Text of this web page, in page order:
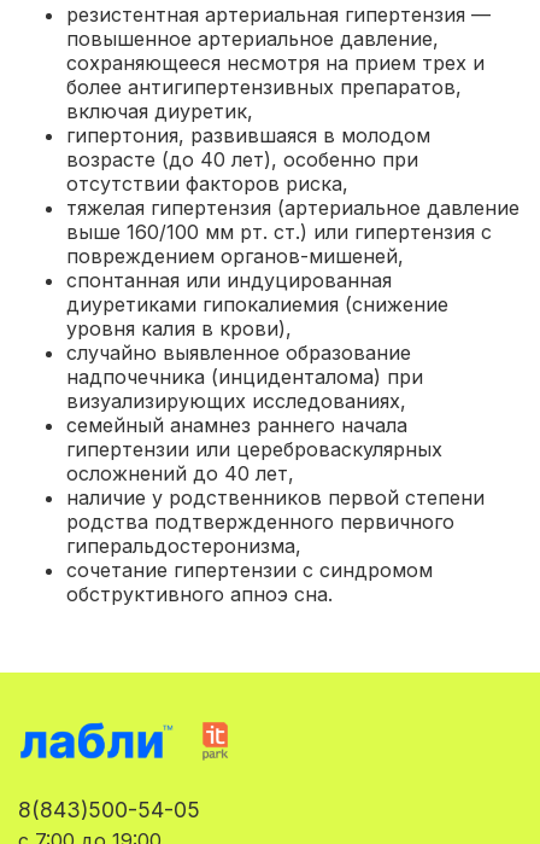
резистентная артериальная гипертензия —
повышенное артериальное давление,
сохраняющееся несмотря на прием трех и
более антигипертензивных препаратов,
включая диуретик,
гипертония, развившаяся в молодом
возрасте (до 40 лет), особенно при
отсутствии факторов риска,
тяжелая гипертензия (артериальное давление
выше 160/100 мм рт. ст.) или гипертензия с
повреждением органов-мишеней,
спонтанная или индуцированная
диуретиками гипокалиемия (снижение
уровня калия в крови),
случайно выявленное образование
надпочечника (инциденталома) при
визуализирующих исследованиях,
семейный анамнез раннего начала
гипертензии или цереброваскулярных
осложнений до 40 лет,
наличие у родственников первой степени
родства подтвержденного первичного
гиперальдостеронизма,
сочетание гипертензии с синдромом
обструктивного апноэ сна.
8(843)500-54-05